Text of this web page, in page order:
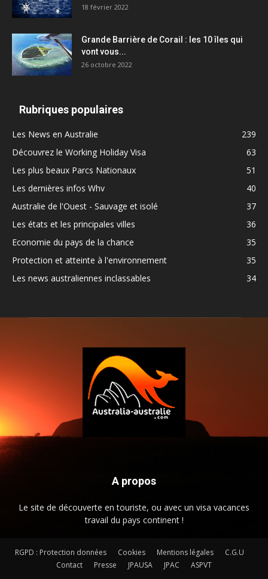
18 février 2022
Grande Barrière de Corail : les 10 îles qui
vont vous...
26 octobre 2022
Rubriques populaires
Les News en Australie
239
Découvrez le Working Holiday Visa
63
Les plus beaux Parcs Nationaux
51
Les dernières infos Whv
40
Australie de l'Ouest - Sauvage et isolé
37
Les états et les principales villes
36
Economie du pays de la chance
35
Protection et atteinte à l'environnement
35
Les news australiennes inclassables
34
A propos
Le site de découverte en touriste, ou avec un visa vacances
travail du pays continent !
RGPD : Protection données Cookies Mentions légales
C.G.U
Contact
Presse JPAUSA JPAC ASPVT